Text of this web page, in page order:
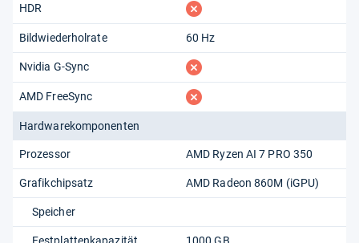
HDR fehlt
Bildwiederholrate 60 Hz
Nvidia G-Sync fehlt
AMD FreeSync fehlt
Hardwarekomponenten
Prozessor AMD Ryzen AI 7 PRO 350
Grafikchipsatz AMD Radeon 860M (iGPU)
Speicher